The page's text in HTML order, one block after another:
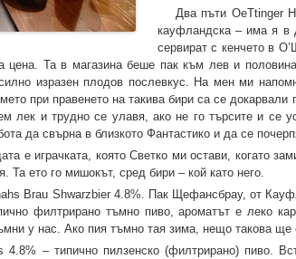
Два пъти OeTtinger
кауфландска – има я в
сервират с кенчето в
цена. Та в магазина беше пак към лев и
изразен плодов послевкус. На мен ми
при правенето на такива бири са се
лек и трудно се улавя, ако не го търсите и се
да свърна в близкото Фантастико и да се
е играчката, която Светко ми остави, когато
Та ето го мишокът, сред бири – кой като него.
Brau Shwarzbier 4.8%. Пак Щефансбрау, от
филтрирано тъмно пиво, ароматът е леко
у нас. Ако пия тъмно тая зима, нещо такова ще
4.8% – типично пилзенско (филтрирано) пиво.